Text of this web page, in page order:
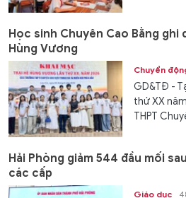
Học sinh Chuyên Cao Bằng ghi
Hùng Vương
Chuyển
GD&TĐ -
thứ XX
THPT
Hải Phòng giảm 544 đầu mối
các cấp
Giáo dục